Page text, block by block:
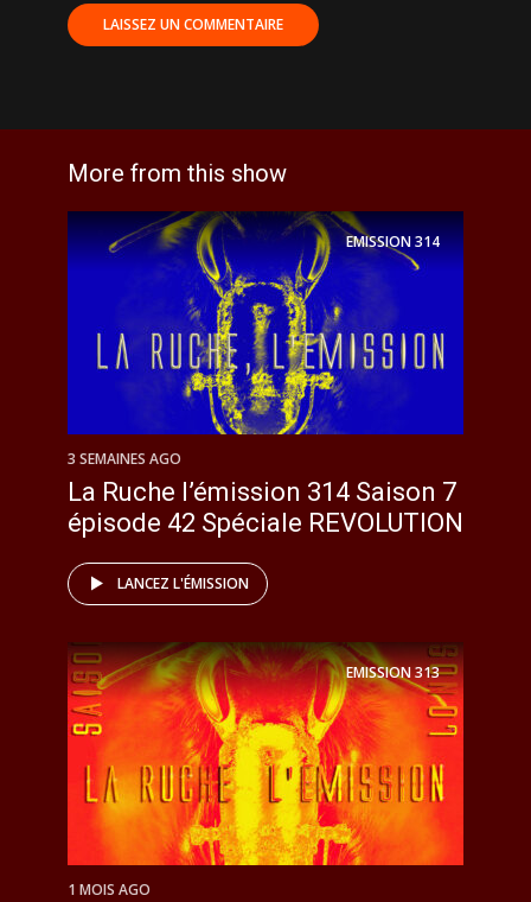
More from this show
EMISSION314
3 SEMAINES AGO
La Ruche l’émission 314 Saison 7
épisode 42 Spéciale REVOLUTION
LANCEZ L'ÉMISSION
EMISSION313
1 MOIS AGO